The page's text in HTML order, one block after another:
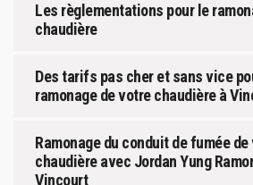
Les règlementations pour le
chaudière
Des tarifs pas cher et sans vice
ramonage de votre chaudière à
Ramonage du conduit de fumée
chaudière avec Jordan Yung
Vincourt